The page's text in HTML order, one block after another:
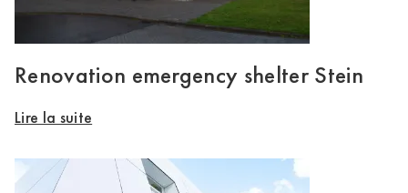
Renovation emergency shelter Stein
Lire la suite